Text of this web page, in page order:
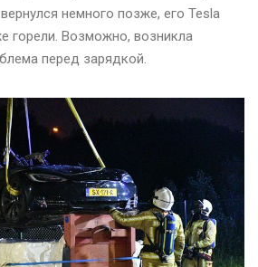
немного позже, его Tesla
горели. Возможно, возникла
перед зарядкой.